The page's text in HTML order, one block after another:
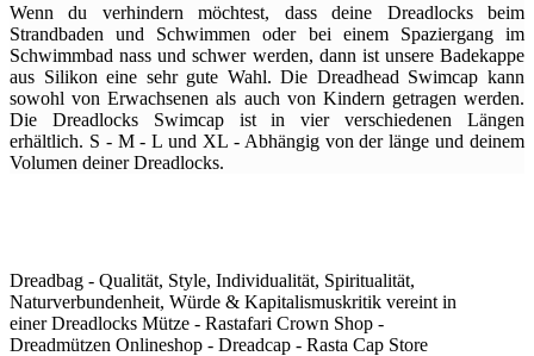
Wenn du verhindern möchtest, dass deine Dreadlocks beim
Strandbaden und Schwimmen oder bei einem Spaziergang im
Schwimmbad nass und schwer werden, dann ist unsere Badekappe
aus Silikon eine sehr gute Wahl. Die Dreadhead Swimcap kann
sowohl von Erwachsenen als auch von Kindern getragen werden.
Die Dreadlocks Swimcap ist in vier verschiedenen Längen
erhältlich. S - M - L und XL - Abhängig von der länge und deinem
Volumen deiner Dreadlocks.
Dreadbag - Qualität, Style, Individualität, Spiritualität,
Naturverbundenheit, Würde & Kapitalismuskritik vereint in
einer Dreadlocks Mütze - Rastafari Crown Shop -
Dreadmützen Onlineshop - Dreadcap - Rasta Cap Store